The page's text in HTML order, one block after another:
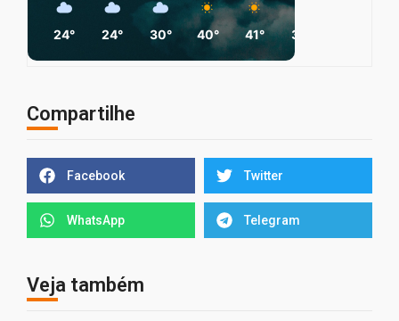
24° 24° 30° 40° 41° 37°
Compartilhe
Facebook Twitter
WhatsApp Telegram
Veja também